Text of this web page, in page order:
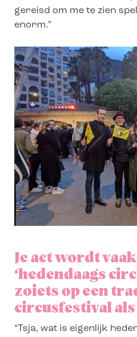
gereisd om me te zien
enorm.”
Je act wordt
‘hedendaags
zoiets op een
circusfestival
“Tsja, wat is eigenlijk